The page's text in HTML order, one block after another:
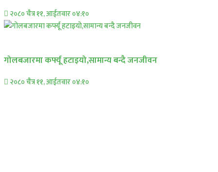
२०८० चैत्र ११, आईतवार ०४:१०
गोलबजारमा कर्फ्यू हटाइयो,सामान्य बन्दै जनजीवन
२०८० चैत्र ११, आईतवार ०४:१०